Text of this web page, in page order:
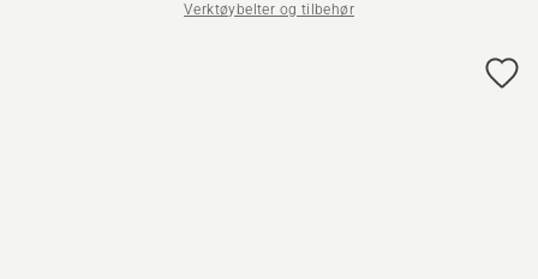
Verktøybelter og tilbehør